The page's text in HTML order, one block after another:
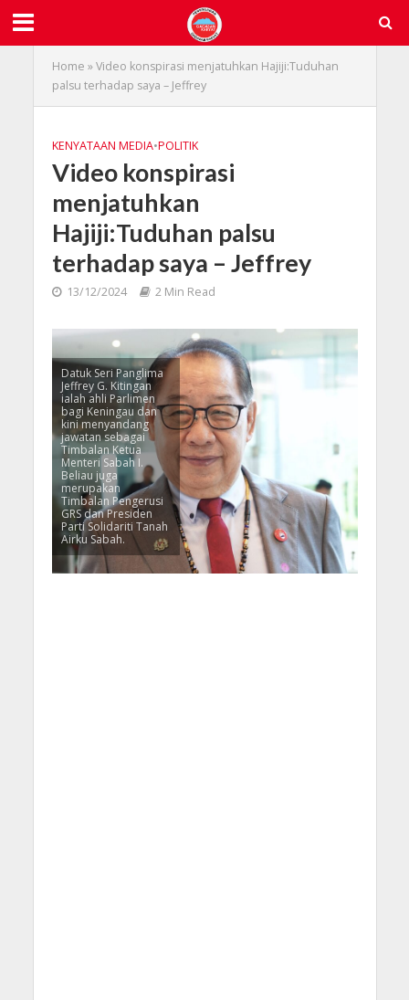
Home »Video konspirasi menjatuhkan Hajiji:Tuduhan
palsu terhadap saya – Jeffrey
KENYATAAN MEDIA•POLITIK
Video konspirasi
menjatuhkan
Hajiji:Tuduhan palsu
terhadap saya – Jeffrey
13/12/2024 2 Min Read
Datuk Seri Panglima
Jeffrey G. Kitingan
ialah ahli Parlimen
bagi Keningau dan
kini menyandang
jawatan sebagai
Timbalan Ketua
Menteri Sabah I.
Beliau juga
merupakan
Timbalan Pengerusi
GRS dan Presiden
Parti Solidariti Tanah
Airku Sabah.